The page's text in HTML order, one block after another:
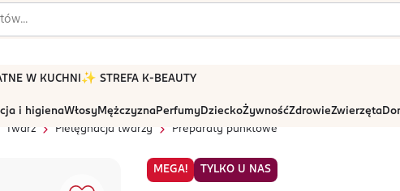
W KUCHNI ✨ STREFA K-BEAUTY
i higienaWłosyMężczyznaPerfumyDzieckoŻywnośćZdrowieZwierzęta
Twarz Pielęgnacja twarzy Preparaty punktowe
MEGA! TYLKO U NAS